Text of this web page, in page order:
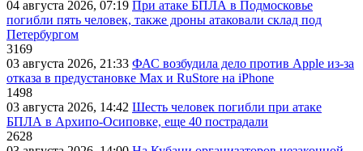
04 августа 2026, 07:19 При атаке БПЛА в Подмосковье
погибли пять человек, также дроны атаковали склад под
Петербургом
3169
03 августа 2026, 21:33 ФАС возбудила дело против Apple из-за
отказа в предустановке Max и RuStore на iPhone
1498
03 августа 2026, 14:42 Шесть человек погибли при атаке
БПЛА в Архипо-Осиповке, еще 40 пострадали
2628